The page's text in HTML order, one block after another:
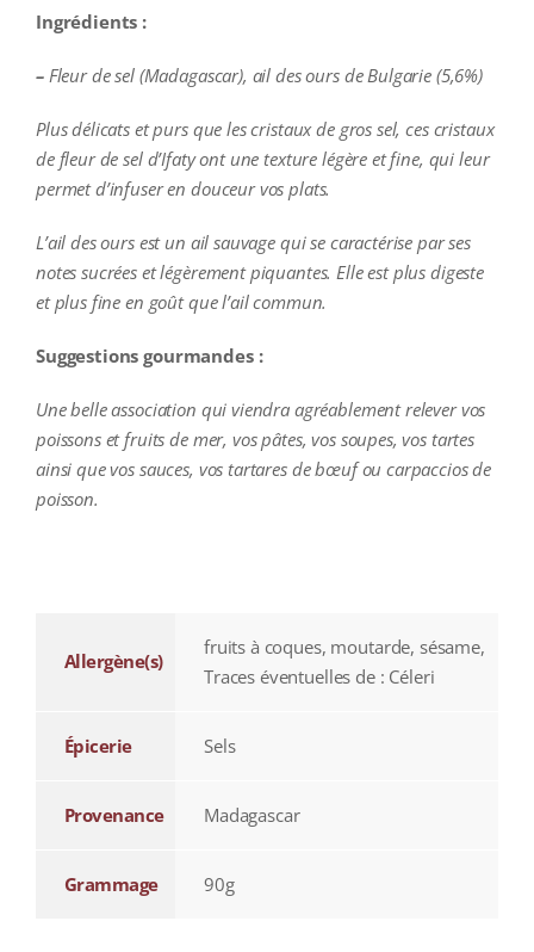
Ingrédients :
– Fleur de sel (Madagascar), ail des ours de Bulgarie (5,6%)
Plus délicats et purs que les cristaux de gros sel, ces cristaux
de fleur de sel d’Ifaty ont une texture légère et fine, qui leur
permet d’infuser en douceur vos plats.
L’ail des ours est un ail sauvage qui se caractérise par ses
notes sucrées et légèrement piquantes. Elle est plus digeste
et plus fine en goût que l’ail commun.
Suggestions gourmandes :
Une belle association qui viendra agréablement relever vos
poissons et fruits de mer, vos pâtes, vos soupes, vos tartes
ainsi que vos sauces, vos tartares de bœuf ou carpaccios de
poisson.
Allergène(s)
fruits à coques, moutarde, sésame,
Traces éventuelles de : Céleri
Épicerie Sels
Provenance Madagascar
Grammage 90g